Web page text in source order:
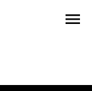
menu